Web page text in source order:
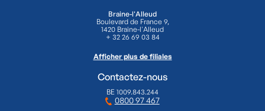
Braine-l'Alleud
Boulevard de France 9,
1420 Braine-l'Alleud
+ 32 26 69 03 84
Afficher plus de filiales
Contactez-nous
BE 1009.843.244
0800 97 467